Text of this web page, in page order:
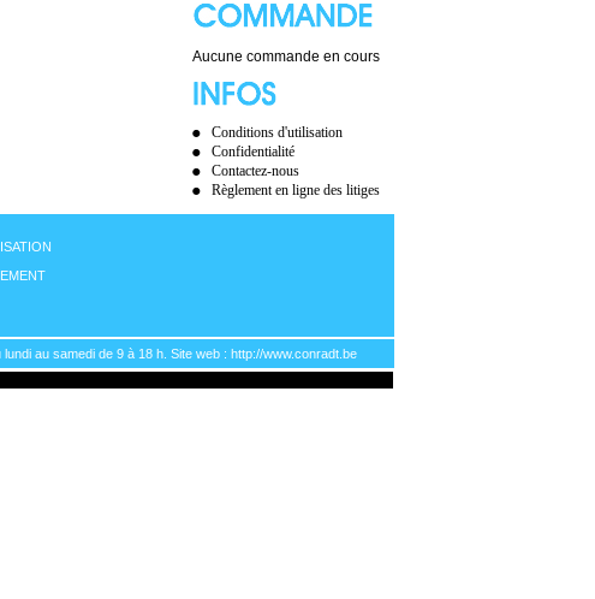
Aucune commande en cours
Conditions d'utilisation
Confidentialité
Contactez-nous
Règlement en ligne des litiges
au samedi de 9 à 18 h. Site web : http://www.conradt.be